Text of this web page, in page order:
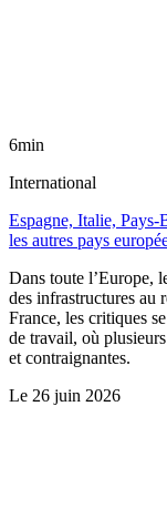
6min
International
Espagne, Italie,
les autres pays
Dans toute l’Europe,
des infrastructures au
France, les critiques
de travail, où
et contraignantes.
Le 26 juin 2026